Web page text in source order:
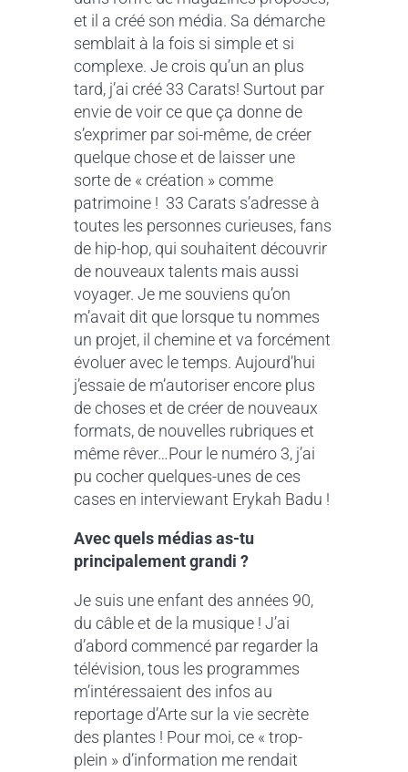
et il a créé son média. Sa démarche
semblait à la fois si simple et si
complexe. Je crois qu’un an plus
tard, j’ai créé 33 Carats! Surtout par
envie de voir ce que ça donne de
s’exprimer par soi-même, de créer
quelque chose et de laisser une
sorte de « création » comme
patrimoine ! 33 Carats s’adresse à
toutes les personnes curieuses, fans
de hip-hop, qui souhaitent découvrir
de nouveaux talents mais aussi
voyager. Je me souviens qu’on
m’avait dit que lorsque tu nommes
un projet, il chemine et va forcément
évoluer avec le temps. Aujourd’hui
j’essaie de m’autoriser encore plus
de choses et de créer de nouveaux
formats, de nouvelles rubriques et
même rêver…Pour le numéro 3, j’ai
pu cocher quelques-unes de ces
cases en interviewant Erykah Badu !
Avec quels médias as-tu
principalement grandi ?
Je suis une enfant des années 90,
du câble et de la musique ! J’ai
d’abord commencé par regarder la
télévision, tous les programmes
m’intéressaient des infos au
reportage d’Arte sur la vie secrète
des plantes ! Pour moi, ce « trop-
plein » d’information me rendait